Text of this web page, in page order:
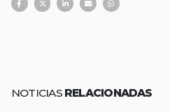
NOTICIAS RELACIONADAS